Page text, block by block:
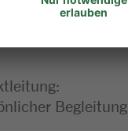
Begleitung